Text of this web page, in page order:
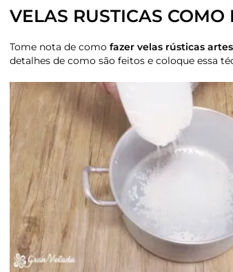
VELAS RUSTICAS COMO
Tome nota de como fazer velas rústicas
detalhes de como são feitos e coloque essa